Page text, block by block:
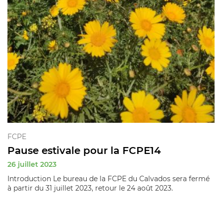
FCPE
Pause estivale pour la FCPE14
26 juillet 2023
Introduction Le bureau de la FCPE du Calvados sera fermé
à partir du 31 juillet 2023, retour le 24 août 2023.